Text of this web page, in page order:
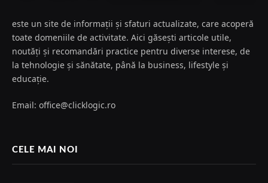
este un site de informații și sfaturi actualizate, care acoperă
toate domeniile de activitate. Aici găsești articole utile,
noutăți și recomandări practice pentru diverse interese, de
la tehnologie și sănătate, până la business, lifestyle și
educație.
Email: office@clicklogic.ro
CELE MAI NOI